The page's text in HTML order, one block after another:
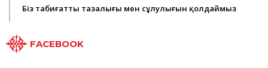
Біз табиғаттың тазалығы мен сұлулығын қолдаймыз
FACEBOOK